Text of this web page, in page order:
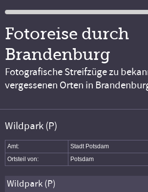
Fotoreise durch
Brandenburg
Fotografische Streifzüge zu
vergessenen Orten in
Wildpark (P)
Amt:
Stadt Potsdam
Ortsteil von:
Potsdam
Wildpark (P)